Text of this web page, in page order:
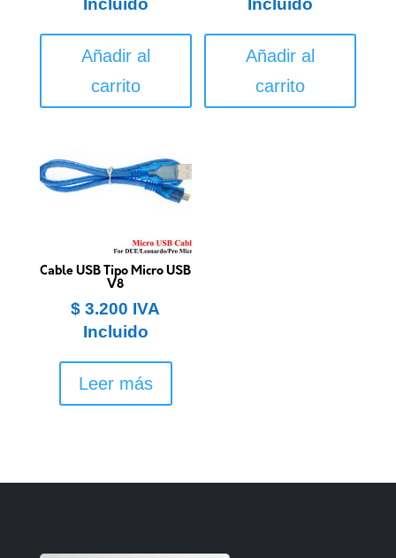
Añadir al
carrito
Añadir al
carrito
Cable USB Tipo Micro USB
V8
$ 3.200 IVA
Incluido
Leer más